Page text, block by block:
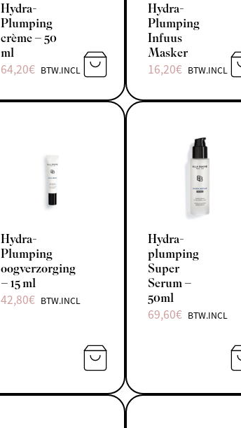
Hydra-
Plumping
crème – 50
ml
64,20€ BTW.INCL
TOEVOEGEN AAN WINKELWAGEN
Hydra-
Plumping
Infuus
Masker
16,20€ BTW.INCL
Hydra-
Plumping
oogverzorging
– 15 ml
42,80€ BTW.INCL
TOEVOEGEN AAN WINKELWAGEN
Hydra-
plumping
Super
Serum –
50ml
69,60€ BTW.INCL